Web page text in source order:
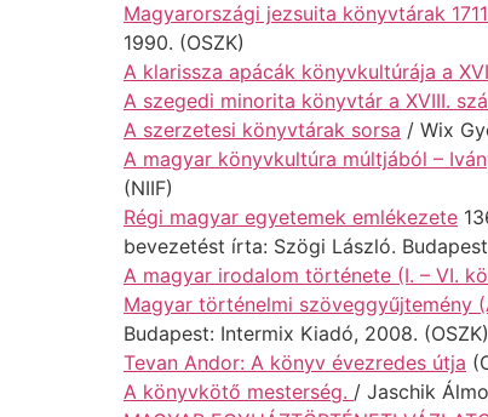
Magyarországi jezsuita könyvtárak
1990. (OSZK)
A klarissza apácák könyvkultúrája a
A szegedi minorita könyvtár a XVIII.
A szerzetesi könyvtárak sorsa / Wix
A magyar könyvkultúra múltjából –
(NIIF)
Régi magyar egyetemek emlékezete
bevezetést írta: Szögi László.
A magyar irodalom története (I. – VI.
Magyar történelmi szöveggyűjtemény
Budapest: Intermix Kiadó, 2008. (OSZK)
Tevan Andor: A könyv évezredes útja
A könyvkötő mesterség. / Jaschik